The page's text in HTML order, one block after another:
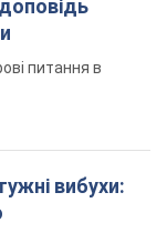
питання в
вибухи: